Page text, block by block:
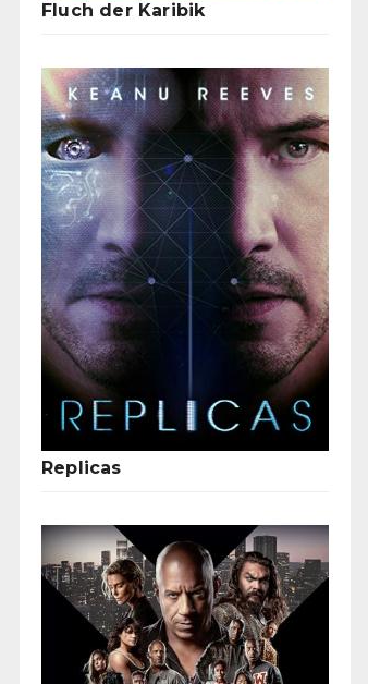
Gemütliche Klassiker: Die Top
Fluch der Karibik
Replicas